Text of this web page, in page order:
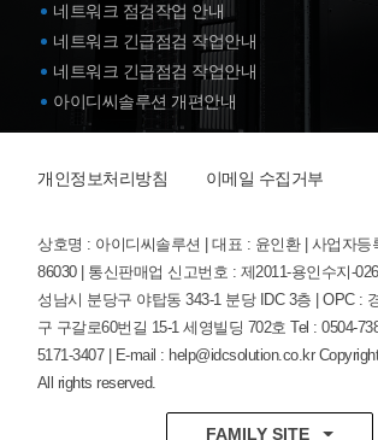
네트워크 점검작업 안내
네트워크 긴급점검 작업안내
네트워크 긴급점검 작업안내
아이디씨솔루션 개편안내
개인정보처리방침 이메일 수집거부
상호명 : 아이디씨솔루션 | 대표 : 윤인환 | 사업자등
86030 | 통신판매업 신고번호 : 제2011-용인수지-
성남시 분당구 야탑동 343-1 분당 IDC 3층 | OPC :
구 구갈로60번길 15-1 세영빌딩 702호 Tel : 0504-
5171-3407 | E-mail : help@idcsolution.co.kr
All rights reserved.
FAMILY SITE